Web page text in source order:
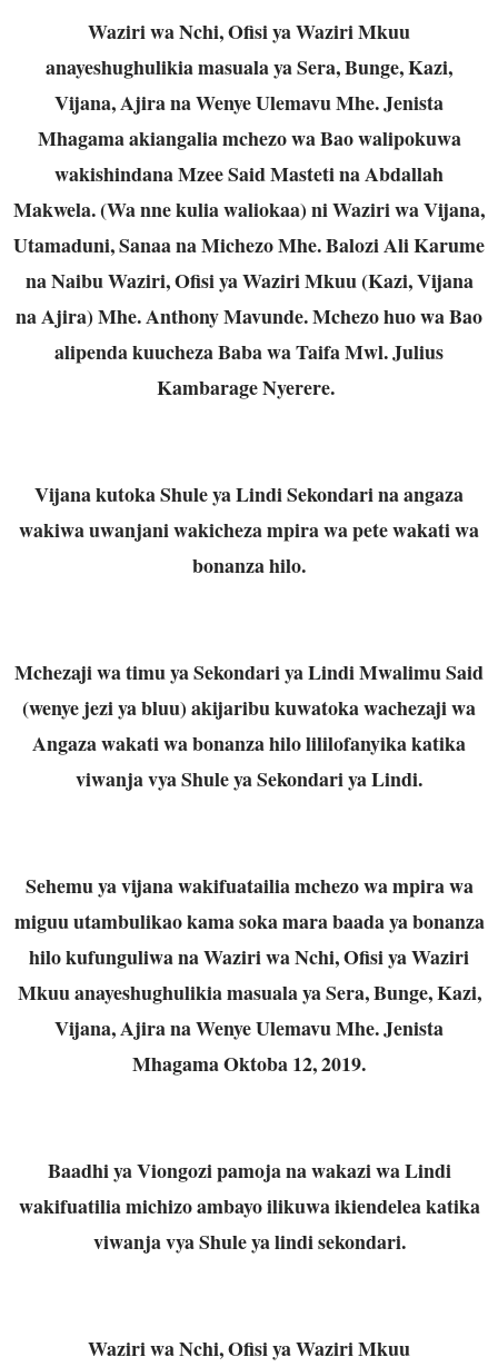
Waziri wa Nchi, Ofisi ya Waziri Mkuu
anayeshughulikia masuala ya Sera, Bunge, Kazi,
Vijana, Ajira na Wenye Ulemavu Mhe. Jenista
Mhagama akiangalia mchezo wa Bao walipokuwa
wakishindana Mzee Said Masteti na Abdallah
Makwela. (Wa nne kulia waliokaa) ni Waziri wa Vijana,
Utamaduni, Sanaa na Michezo Mhe. Balozi Ali Karume
na Naibu Waziri, Ofisi ya Waziri Mkuu (Kazi, Vijana
na Ajira) Mhe. Anthony Mavunde. Mchezo huo wa Bao
alipenda kuucheza Baba wa Taifa Mwl. Julius
Kambarage Nyerere.
Vijana kutoka Shule ya Lindi Sekondari na angaza
wakiwa uwanjani wakicheza mpira wa pete wakati wa
bonanza hilo.
Mchezaji wa timu ya Sekondari ya Lindi Mwalimu Said
(wenye jezi ya bluu) akijaribu kuwatoka wachezaji wa
Angaza wakati wa bonanza hilo lililofanyika katika
viwanja vya Shule ya Sekondari ya Lindi.
Sehemu ya vijana wakifuatailia mchezo wa mpira wa
miguu utambulikao kama soka mara baada ya bonanza
hilo kufunguliwa na Waziri wa Nchi, Ofisi ya Waziri
Mkuu anayeshughulikia masuala ya Sera, Bunge, Kazi,
Vijana, Ajira na Wenye Ulemavu Mhe. Jenista
Mhagama Oktoba 12, 2019.
Baadhi ya Viongozi pamoja na wakazi wa Lindi
wakifuatilia michizo ambayo ilikuwa ikiendelea katika
viwanja vya Shule ya lindi sekondari.
Waziri wa Nchi, Ofisi ya Waziri Mkuu